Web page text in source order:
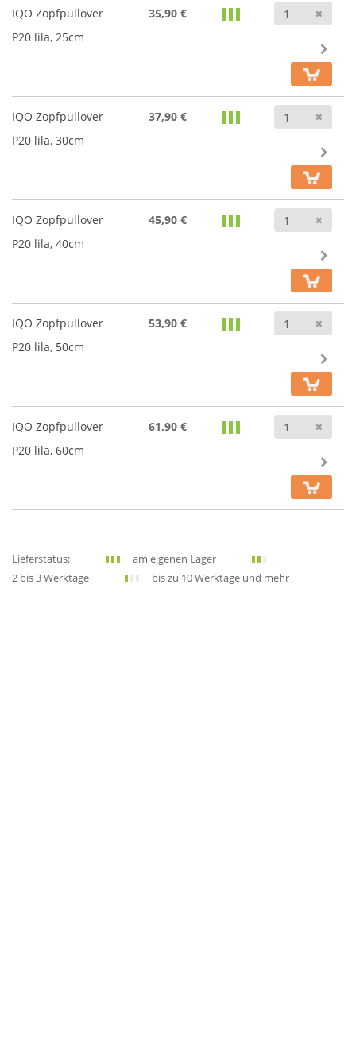
IQO Zopfpullover
P20 lila, 25cm
35,90 €
IQO Zopfpullover
P20 lila, 30cm
37,90 €
IQO Zopfpullover
P20 lila, 40cm
45,90 €
IQO Zopfpullover
P20 lila, 50cm
53,90 €
IQO Zopfpullover
P20 lila, 60cm
61,90 €
Lieferstatus:
am eigenen Lager
2 bis 3 Werktage
bis zu 10 Werktage und mehr